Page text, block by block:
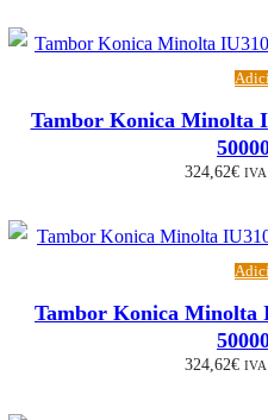
Tambor Konica Minolta
324,62€ IVA
Tambor Konica Minolta
324,62€ IVA